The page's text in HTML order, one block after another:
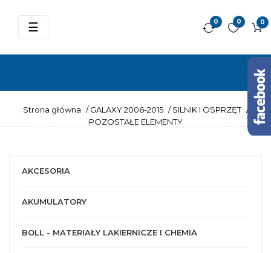
0
0
0
Przełącz
☰
Strona główna / GALAXY 2006-2015 / SILNIK I OSPRZĘT /
POZOSTAŁE ELEMENTY
AKCESORIA
AKUMULATORY
BOLL - MATERIAŁY LAKIERNICZE I CHEMIA